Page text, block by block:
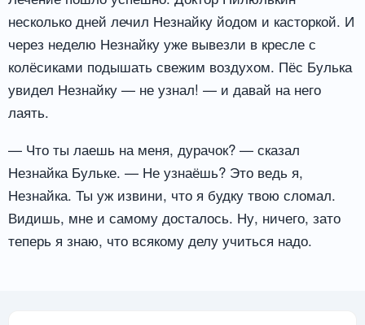
несколько дней лечил Незнайку йодом и касторкой. И
через неделю Незнайку уже вывезли в кресле с
колёсиками подышать свежим воздухом. Пёс Булька
увидел Незнайку — не узнал! — и давай на него
лаять.
— Что ты лаешь на меня, дурачок? — сказал
Незнайка Бульке. — Не узнаёшь? Это ведь я,
Незнайка. Ты уж извини, что я будку твою сломал.
Видишь, мне и самому досталось. Ну, ничего, зато
теперь я знаю, что всякому делу учиться надо.